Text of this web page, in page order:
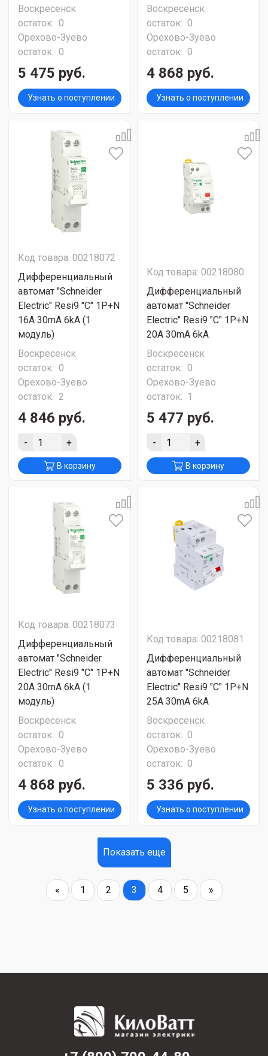
Воскресенск
остаток: 0
Орехово-Зуево
остаток: 0
5 475 руб.
Узнать о поступлении
Воскресенск
остаток: 0
Орехово-Зуево
остаток: 0
4 868 руб.
Узнать о поступлении
Код товара: 00218072
Дифференциальный
автомат "Schneider
Electric" Resi9 "C" 1P+N
16A 30mA 6kA (1
модуль)
Воскресенск
остаток: 0
Орехово-Зуево
остаток: 2
4 846 руб.
- +
В корзину
Код товара: 00218080
Дифференциальный
автомат "Schneider
Electric" Resi9 "C" 1P+N
20A 30mA 6kA
Воскресенск
остаток: 0
Орехово-Зуево
остаток: 1
5 477 руб.
- +
В корзину
Код товара: 00218073
Дифференциальный
автомат "Schneider
Electric" Resi9 "C" 1P+N
20A 30mA 6kA (1
модуль)
Воскресенск
остаток: 0
Орехово-Зуево
остаток: 0
4 868 руб.
Узнать о поступлении
Код товара: 00218081
Дифференциальный
автомат "Schneider
Electric" Resi9 "C" 1P+N
25A 30mA 6kA
Воскресенск
остаток: 0
Орехово-Зуево
остаток: 0
5 336 руб.
Узнать о поступлении
Показать еще
« 1 2 3 4 5 »